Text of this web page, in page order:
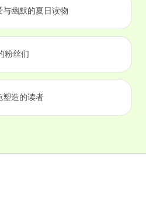
幽默的夏日读物
粉丝们
塑造的读者